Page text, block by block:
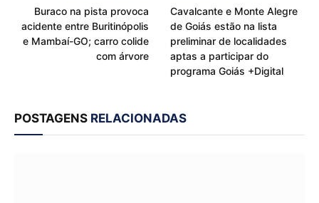
Buraco na pista provoca
acidente entre Buritinópolis
e Mambaí-GO; carro colide
com árvore
Cavalcante e Monte Alegre
de Goiás estão na lista
preliminar de localidades
aptas a participar do
programa Goiás +Digital
POSTAGENS RELACIONADAS